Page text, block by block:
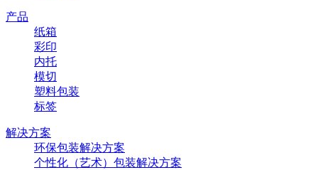
产品
纸箱
彩印
内托
模切
塑料包装
标签
解决方案
环保包装解决方案
个性化（艺术）包装解决方案